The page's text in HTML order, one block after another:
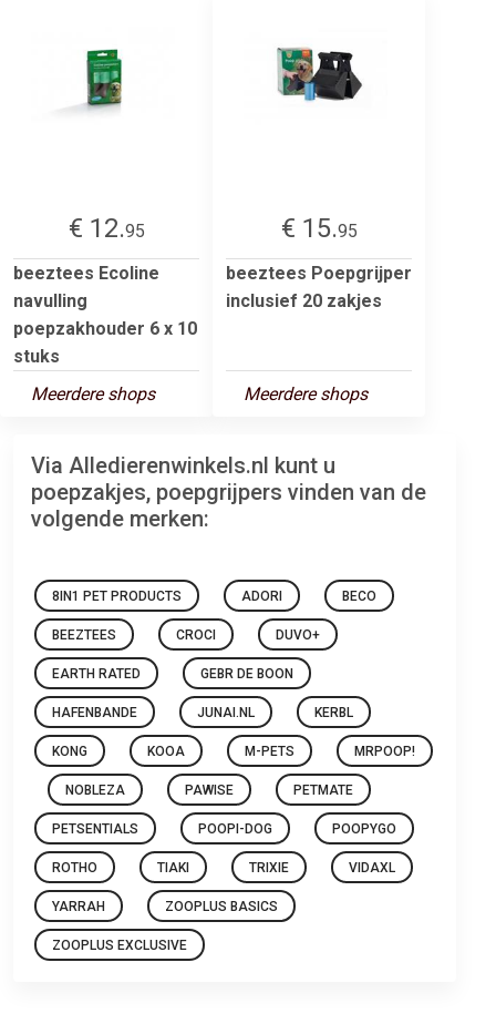
€ 12.95
beeztees Ecoline
navulling
poepzakhouder 6 x 10
stuks
Meerdere shops
€ 15.95
beeztees Poepgrijper
inclusief 20 zakjes
Meerdere shops
Via Alledierenwinkels.nl kunt u
poepzakjes, poepgrijpers vinden van de
volgende merken:
8IN1 PET PRODUCTS ADORI BECO
BEEZTEES CROCI DUVO+
EARTH RATED GEBR DE BOON
HAFENBANDE JUNAI.NL KERBL
KONG KOOA M-PETS MRPOOP!
NOBLEZA PAWISE PETMATE
PETSENTIALS POOPI-DOG POOPYGO
ROTHO TIAKI TRIXIE VIDAXL
YARRAH ZOOPLUS BASICS
ZOOPLUS EXCLUSIVE